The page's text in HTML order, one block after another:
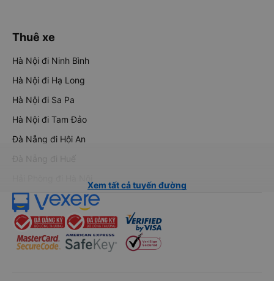
Thuê xe
Hà Nội đi Ninh Bình
Hà Nội đi Hạ Long
Hà Nội đi Sa Pa
Hà Nội đi Tam Đảo
Đà Nẵng đi Hội An
Đà Nẵng đi Huế
Xem tất cả tuyến đường